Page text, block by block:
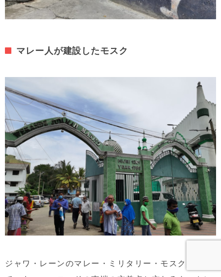
マレー人が建設したモスク
ジャワ・レーンのマレー・ミリタリー・モスクに加え